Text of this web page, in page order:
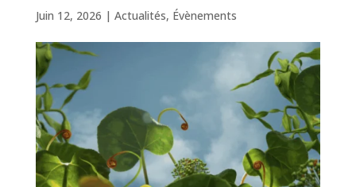
Juin 12, 2026 | Actualités, Évènements